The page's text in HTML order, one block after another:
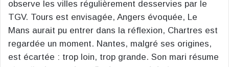
observe les villes régulièrement desservies par le
TGV. Tours est envisagée, Angers évoquée, Le
Mans aurait pu entrer dans la réflexion, Chartres est
regardée un moment. Nantes, malgré ses origines,
est écartée : trop loin, trop grande. Son mari résume